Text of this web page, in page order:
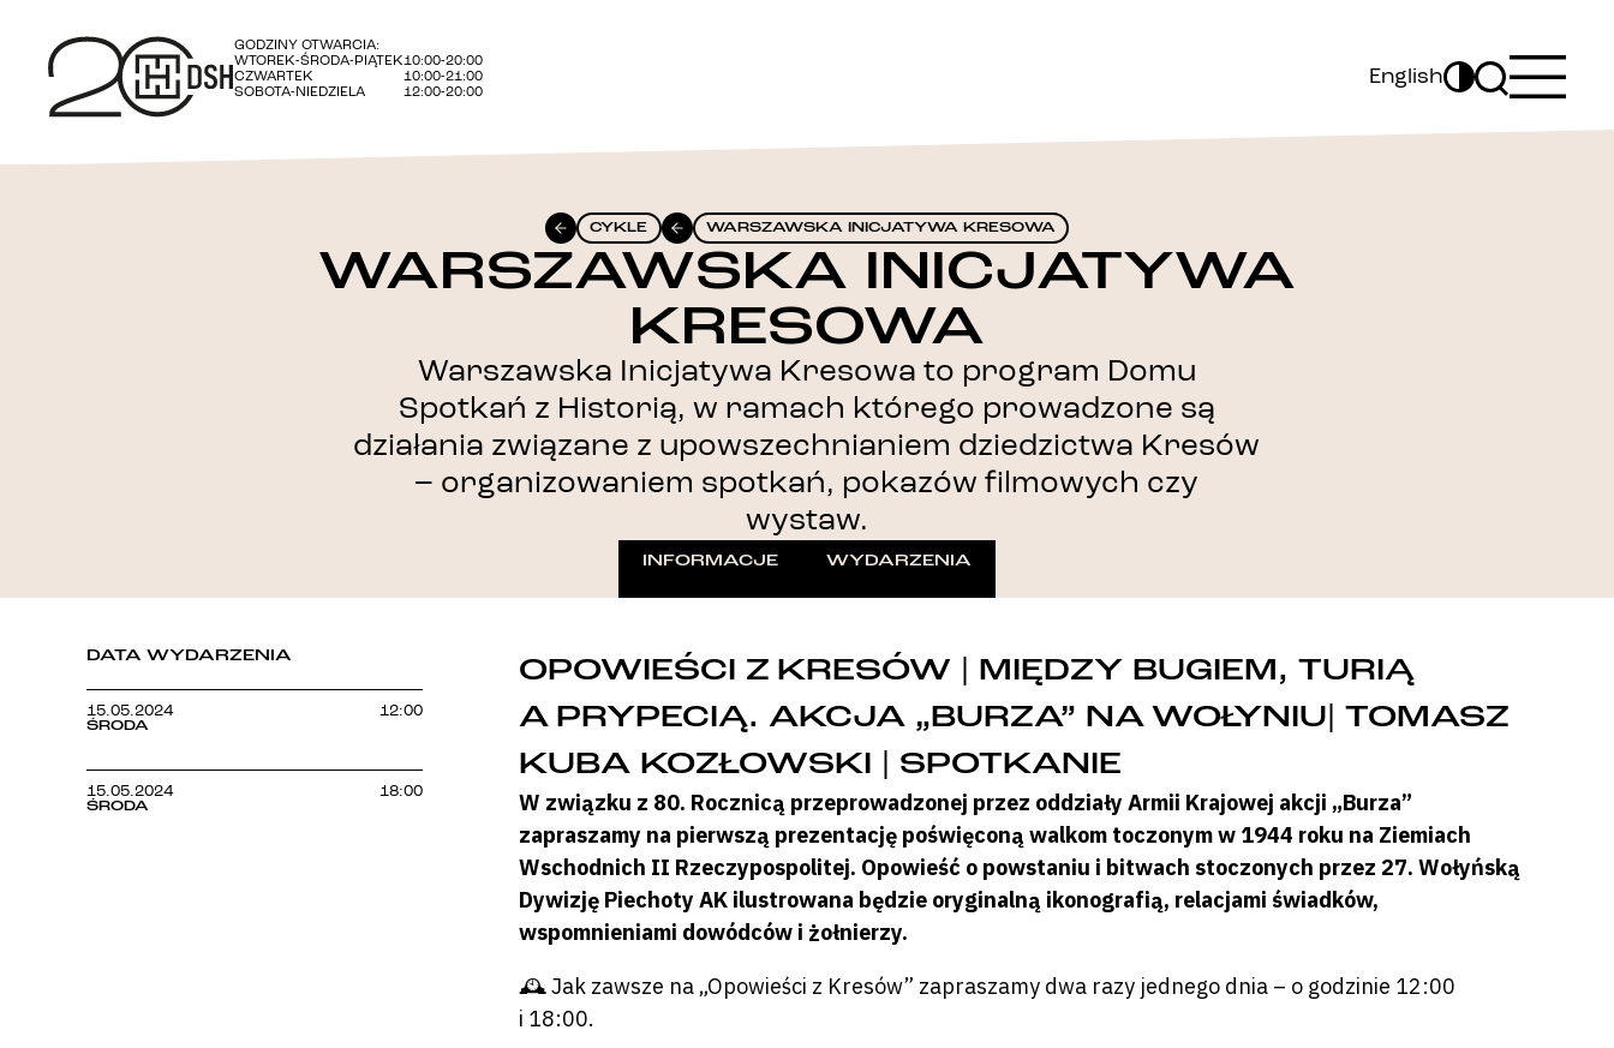
GODZINY OTWARCIA:
WTOREK-ŚRODA-PIĄTEK10:00-20:00
CZWARTEK
10:00-21:00
SOBOTA-NIEDZIELA
12:00-20:00
English
CYKLE WARSZAWSKA INICJATYWA KRESOWA
WARSZAWSKA INICJATYWA
KRESOWA
Warszawska Inicjatywa Kresowa to program Domu
Spotkań z Historią, w ramach którego prowadzone są
działania związane z upowszechnianiem dziedzictwa Kresów
– organizowaniem spotkań, pokazów filmowych czy
wystaw.
INFORMACJE WYDARZENIA
DATA WYDARZENIA
15.05.2024
ŚRODA
12:00
15.05.2024
ŚRODA
18:00
OPOWIEŚCI Z KRESÓW | MIĘDZY BUGIEM, TURIĄ
A PRYPECIĄ. AKCJA „BURZA” NA WOŁYNIU| TOMASZ
KUBA KOZŁOWSKI | SPOTKANIE
W związku z 80. Rocznicą przeprowadzonej przez oddziały Armii Krajowej akcji „Burza”
zapraszamy na pierwszą prezentację poświęconą walkom toczonym w 1944 roku na Ziemiach
Wschodnich II Rzeczypospolitej. Opowieść o powstaniu i bitwach stoczonych przez 27. Wołyńską
Dywizję Piechoty AK ilustrowana będzie oryginalną ikonografią, relacjami świadków,
wspomnieniami dowódców i żołnierzy.
🕰 Jak zawsze na „Opowieści z Kresów” zapraszamy dwa razy jednego dnia – o godzinie 12:00
i 18:00.